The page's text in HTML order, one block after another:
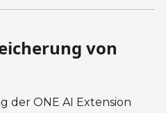
von
der ONE AI Extension